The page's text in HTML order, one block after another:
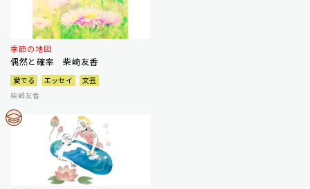
季節の地図
偶然と確率 柴崎友香
愛でる エッセイ
文芸
柴崎友香